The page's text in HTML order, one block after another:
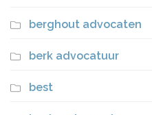
berghout advocaten
berk advocatuur
best